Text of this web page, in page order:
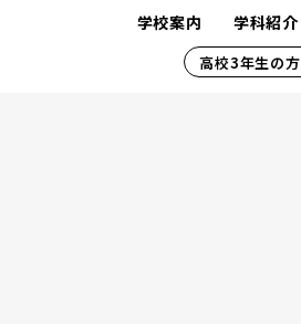
学校案内 学科紹介
高校3年生の方